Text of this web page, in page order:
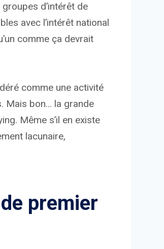
d’intérêt de
avec l’intérêt national
comme ça devrait
comme une activité
Mais bon… la grande
Même s’il en existe
lacunaire,
premier